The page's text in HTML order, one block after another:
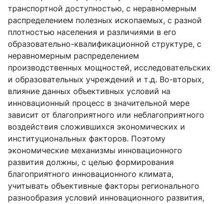
транспортной доступностью, с неравномерным
распределением полезных ископаемых, с разной
плотностью населения и различиями в его
образовательно-квалификационной структуре, с
неравномерным распределением
производственных мощностей, исследовательских
и образовательных учреждений и т.д. Во-вторых,
влияние данных объективных условий на
инновационный процесс в значительной мере
зависит от благоприятного или неблагоприятного
воздействия сложившихся экономических и
институциональных факторов. Поэтому
экономические механизмы инновационного
развития должны, с целью формирования
благоприятного инновационного климата,
учитывать объективные факторы регионального
разнообразия условий инновационного развития,